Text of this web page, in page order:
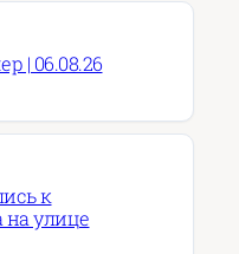
| 06.08.26
к
на улице